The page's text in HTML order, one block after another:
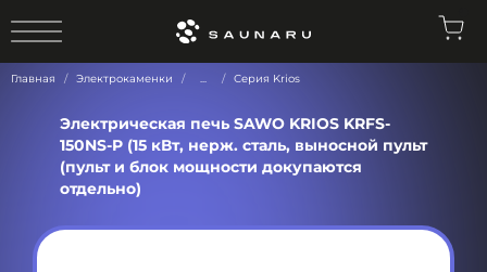
Главная Электрокаменки ... Серия Krios
Электрическая печь SAWO KRIOS KRFS-
150NS-P (15 кВт, нерж. сталь, выносной пульт
(пульт и блок мощности докупаются
отдельно)